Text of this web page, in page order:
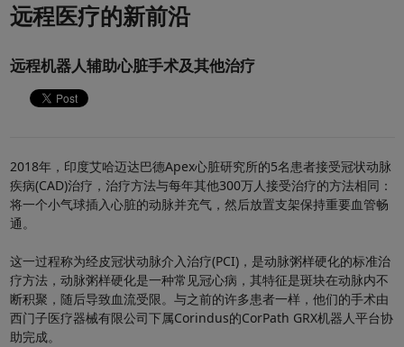
远程医疗的新前沿
远程机器人辅助心脏手术及其他治疗
2018年，印度艾哈迈达巴德Apex心脏研究所的5名患者接受冠状动脉
疾病(CAD)治疗，治疗方法与每年其他300万人接受治疗的方法相同：
将一个小气球插入心脏的动脉并充气，然后放置支架保持重要血管畅
通。
这一过程称为经皮冠状动脉介入治疗(PCI)，是动脉粥样硬化的标准治
疗方法，动脉粥样硬化是一种常见冠心病，其特征是斑块在动脉内不
断积聚，随后导致血流受限。与之前的许多患者一样，他们的手术由
西门子医疗器械有限公司下属Corindus的CorPath GRX机器人平台协
助完成。